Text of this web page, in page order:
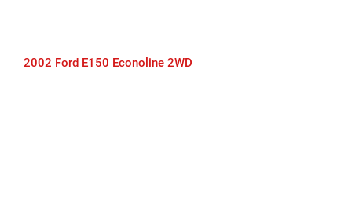
2002 Ford E150 Econoline 2WD